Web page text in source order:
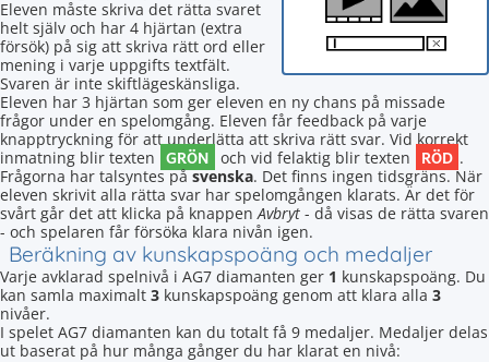
Eleven måste skriva det rätta svaret
helt själv och har 4 hjärtan (extra
försök) på sig att skriva rätt ord eller
mening i varje uppgifts textfält.
Svaren är inte skiftlägeskänsliga.
Eleven har 3 hjärtan som ger eleven en ny chans på missade
frågor under en spelomgång. Eleven får feedback på varje
knapptryckning för att underlätta att skriva rätt svar. Vid korrekt
inmatning blir texten GRÖN och vid felaktig blir texten RÖD .
Frågorna har talsyntes påsvenska. Det finns ingen tidsgräns. När
eleven skrivit alla rätta svar har spelomgången klarats. Är det för
svårt går det att klicka på knappenAvbryt - då visas de rätta svaren
- och spelaren får försöka klara nivån igen.
Beräkning av kunskapspoäng och medaljer
Varje avklarad spelnivå i AG7 diamanten ger 1 kunskapspoäng. Du
kan samla maximalt 3 kunskapspoäng genom att klara alla 3
nivåer.
I spelet AG7 diamanten kan du totalt få 9 medaljer. Medaljer delas
ut baserat på hur många gånger du har klarat en nivå: